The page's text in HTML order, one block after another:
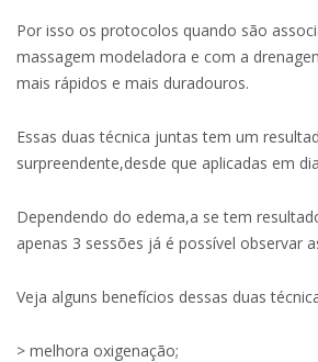
Por isso os protocolos quando são
massagem modeladora e com a
mais rápidos e mais duradouros.
Essas duas técnica juntas tem um
surpreendente,desde que aplicadas em
Dependendo do edema,a se tem
apenas 3 sessões já é possível observar
Veja alguns benefícios dessas duas
> melhora oxigenação;